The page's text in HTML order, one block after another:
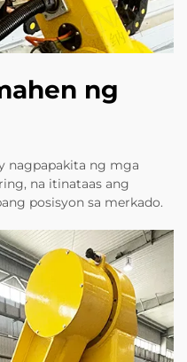
ng
nagpapakita ng mga
na itinataas ang
posisyon sa merkado.